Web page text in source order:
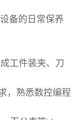
备的日常保养
工件装夹、刀
，熟悉数控编程